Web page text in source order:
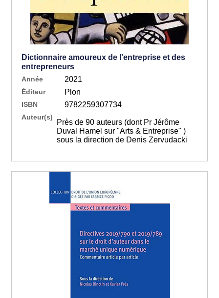
Dictionnaire amoureux de l'entreprise et des
entrepreneurs
Année 2021
Éditeur Plon
ISBN 9782259307734
Auteur(s)
Près de 90 auteurs (dont Pr Jérôme
Duval Hamel sur "Arts & Entreprise" )
sous la direction de Denis Zervudacki